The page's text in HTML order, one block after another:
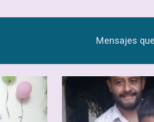
Mensajes